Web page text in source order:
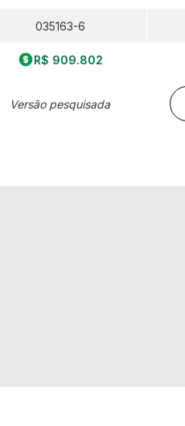
035163-6
R$ 909.802
Versão pesquisada